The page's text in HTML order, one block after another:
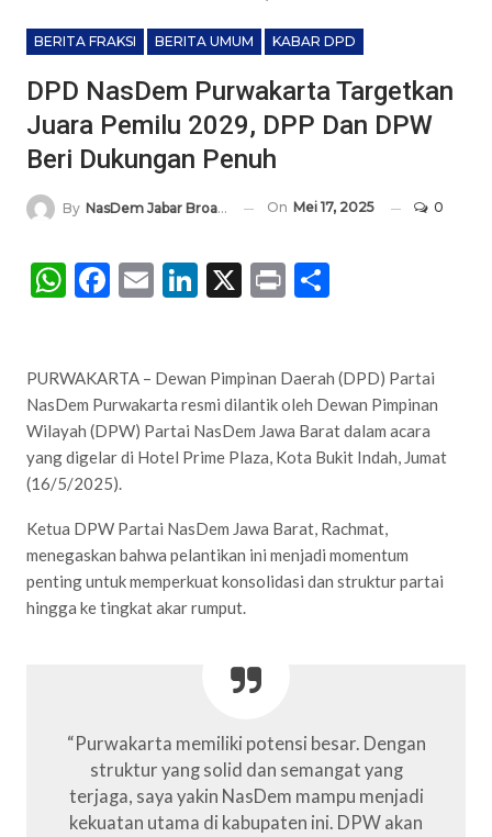
BERITA FRAKSI BERITA UMUM KABAR DPD
DPD NasDem Purwakarta Targetkan
Juara Pemilu 2029, DPP Dan DPW
Beri Dukungan Penuh
By NasDem Jabar Broadcasting Network On Mei 17, 2025 0
WhatsApp
Facebook
EmailLinkedIn
X Print
PURWAKARTA – Dewan Pimpinan Daerah (DPD) Partai
NasDem Purwakarta resmi dilantik oleh Dewan Pimpinan
Wilayah (DPW) Partai NasDem Jawa Barat dalam acara
yang digelar di Hotel Prime Plaza, Kota Bukit Indah, Jumat
(16/5/2025).
Ketua DPW Partai NasDem Jawa Barat, Rachmat,
menegaskan bahwa pelantikan ini menjadi momentum
penting untuk memperkuat konsolidasi dan struktur partai
hingga ke tingkat akar rumput.
“Purwakarta memiliki potensi besar. Dengan
struktur yang solid dan semangat yang
terjaga, saya yakin NasDem mampu menjadi
kekuatan utama di kabupaten ini. DPW akan